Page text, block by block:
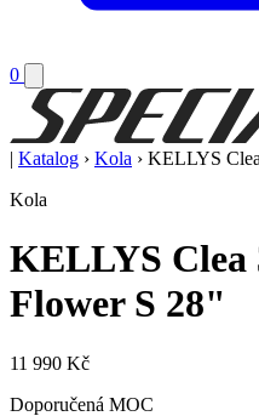
0
| Katalog › Kola › KELLYS
Kola
KELLYS Clea
Flower S 28"
11 990 Kč
Doporučená MOC